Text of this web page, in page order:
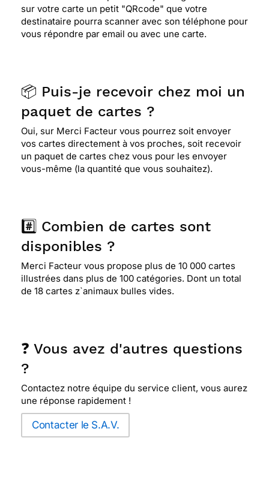
sur votre carte un petit "QRcode" que votre
destinataire pourra scanner avec son téléphone pour
vous répondre par email ou avec une carte.
📦 Puis-je recevoir chez moi un
paquet de cartes ?
Oui, sur Merci Facteur vous pourrez soit envoyer
vos cartes directement à vos proches, soit recevoir
un paquet de cartes chez vous pour les envoyer
vous-même (la quantité que vous souhaitez).
#️⃣ Combien de cartes sont
disponibles ?
Merci Facteur vous propose plus de 10 000 cartes
illustrées dans plus de 100 catégories. Dont un total
de 18 cartes z`animaux bulles vides.
❓ Vous avez d'autres questions
?
Contactez notre équipe du service client, vous aurez
une réponse rapidement !
Contacter le S.A.V.